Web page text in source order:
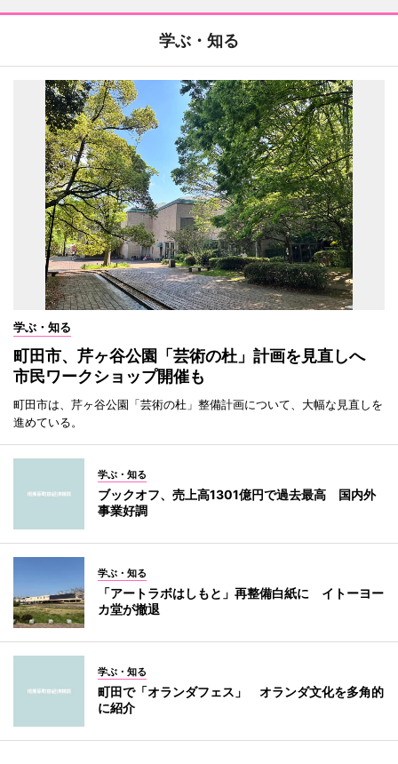
学ぶ・知る
学ぶ・知る
町田市、芹ヶ谷公園「芸術の杜」計画を見直しへ
市民ワークショップ開催も
町田市は、芹ヶ谷公園「芸術の杜」整備計画について、大幅な見直しを
進めている。
学ぶ・知る
ブックオフ、売上高1301億円で過去最高 国内外
事業好調
学ぶ・知る
「アートラボはしもと」再整備白紙に イトーヨー
カ堂が撤退
学ぶ・知る
町田で「オランダフェス」 オランダ文化を多角的
に紹介